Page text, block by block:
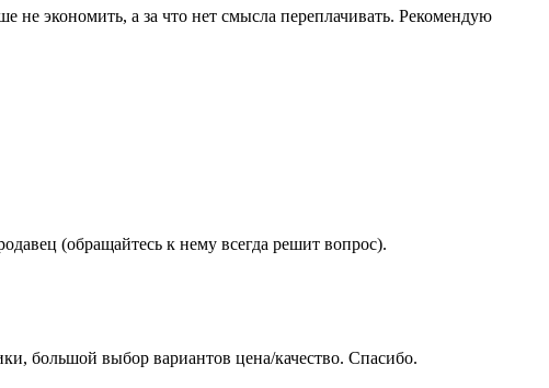
экономить, а за что нет смысла переплачивать. Рекомендую
(обращайтесь к нему всегда решит вопрос).
большой выбор вариантов цена/качество. Спасибо.